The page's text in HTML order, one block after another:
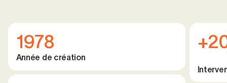
1978
Année de création